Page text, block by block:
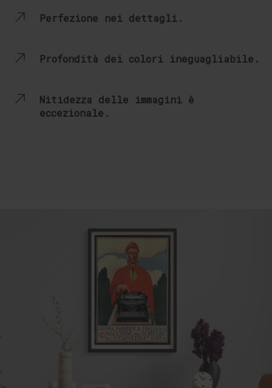
Perfezione nei dettagli.
Profondità dei colori ineguagliabile.
Nitidezza delle immagini è
eccezionale.